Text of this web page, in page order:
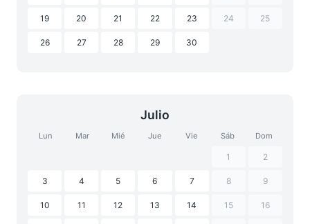
19 20 21 22 23 24 25
26 27 28 29 30
Julio
Lun Mar Mié Jue Vie Sáb Dom
1 2
3 4 5 6 7 8 9
10 11 12 13 14 15 16